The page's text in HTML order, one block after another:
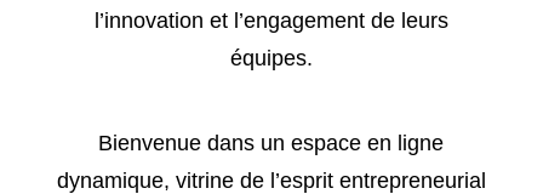
l’innovation et l’engagement de leurs
équipes.
Bienvenue dans un espace en ligne
dynamique, vitrine de l’esprit entrepreneurial